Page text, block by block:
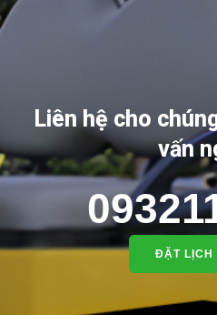
Liên hệ cho
vấn
ĐẶT LỊCH